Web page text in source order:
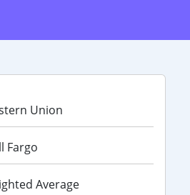
Union
Fargo
Average